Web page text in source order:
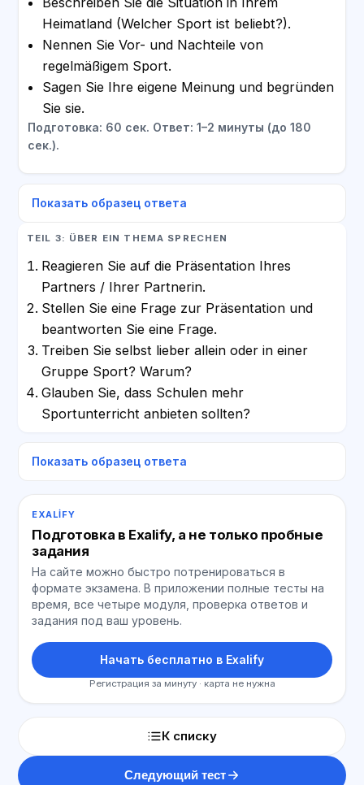
Heimatland (Welcher Sport ist beliebt?).
Nennen Sie Vor- und Nachteile von
regelmäßigem Sport.
Sagen Sie Ihre eigene Meinung und begründen
Sie sie.
Подготовка: 60 сек. Ответ: 1–2 минуты (до 180
сек.).
Показать образец ответа
TEIL 3: ÜBER EIN THEMA SPRECHEN
Reagieren Sie auf die Präsentation Ihres
Partners / Ihrer Partnerin.
Stellen Sie eine Frage zur Präsentation und
beantworten Sie eine Frage.
Treiben Sie selbst lieber allein oder in einer
Gruppe Sport? Warum?
Glauben Sie, dass Schulen mehr
Sportunterricht anbieten sollten?
Показать образец ответа
EXALIFY
Подготовка в Exalify, а не только пробные
задания
На сайте можно быстро потренироваться в
формате экзамена. В приложении полные тесты на
время, все четыре модуля, проверка ответов и
задания под ваш уровень.
Начать бесплатно в Exalify
Регистрация за минуту · карта не нужна
К списку
Следующий тест